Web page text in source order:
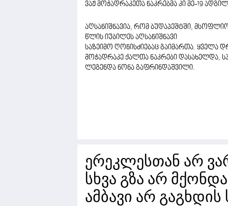
ვაჟ მოჭადრაკეთა ნაკრებმა კი მე-19
აღსანიშნავია, რომ ბუდაპეშტში,
წლის იუბილეს აღსანიშნავი
საზეიმო ღონისძიებაც გაიმართა.
მოჭადრაკე ქალთა ნაკრები დასახელდა,
ლეგენდა ნონა გაფრინდაშვილი.
ერეკლესთან არ
სხვა გზა არ
ამბავი არ გაგხდის